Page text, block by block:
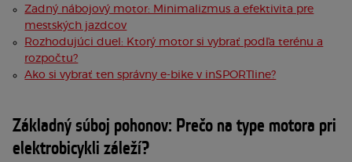
Zadný nábojový motor: Minimalizmus a efektivita pre
mestských jazdcov
Rozhodujúci duel: Ktorý motor si vybrať podľa terénu a
rozpočtu?
Ako si vybrať ten správny e-bike v inSPORTline?
Základný súboj pohonov: Prečo na type motora pri
elektrobicykli záleží?